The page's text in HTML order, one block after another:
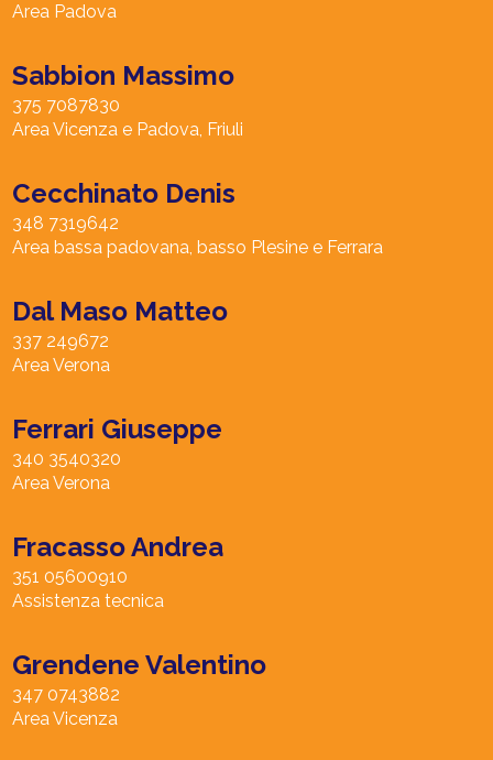
Area Padova
Sabbion Massimo
375 7087830
Area Vicenza e Padova, Friuli
Cecchinato Denis
348 7319642
Area bassa padovana, basso Plesine e Ferrara
Dal Maso Matteo
337 249672
Area Verona
Ferrari Giuseppe
340 3540320
Area Verona
Fracasso Andrea
351 05600910
Assistenza tecnica
Grendene Valentino
347 0743882
Area Vicenza